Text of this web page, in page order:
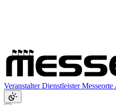
VeranstalterDienstleisterMesseorte